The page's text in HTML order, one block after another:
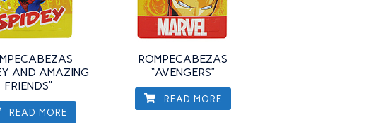
AND AMAZING
FRIENDS”
READ MORE
ROMPECABEZAS
“AVENGERS”
READ MORE